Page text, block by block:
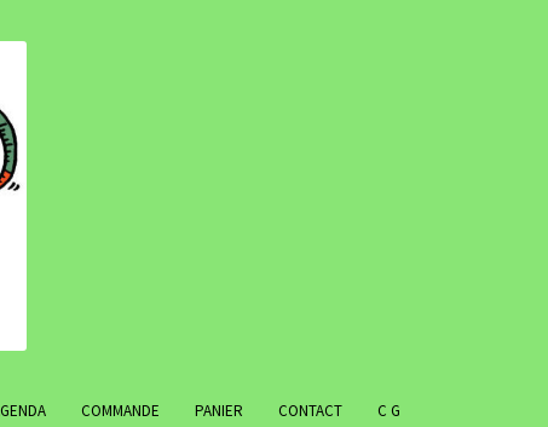
COMMANDE PANIER CONTACT C G